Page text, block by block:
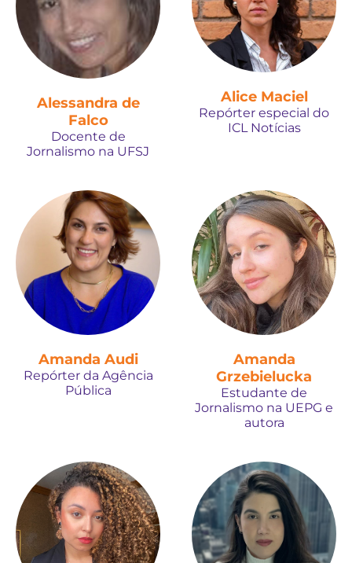
Alessandra de
Falco
Docente de
Jornalismo na UFSJ
Alice Maciel
Repórter especial do
ICL Notícias
Amanda Audi
Repórter da Agência
Pública
Amanda
Grzebielucka
Estudante de
Jornalismo na UEPG e
autora